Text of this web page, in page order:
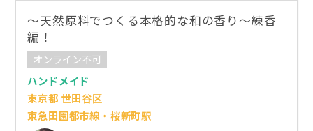
～天然原料でつくる本格的な和の香り～練香
編！
オンライン不可
ハンドメイド
東京都 世田谷区
東急田園都市線・桜新町駅